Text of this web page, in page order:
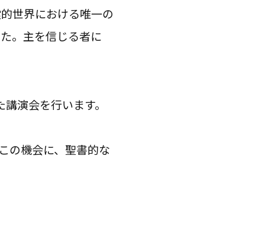
世界における唯一の
。主を信じる者に
演会を行います。
の機会に、聖書的な